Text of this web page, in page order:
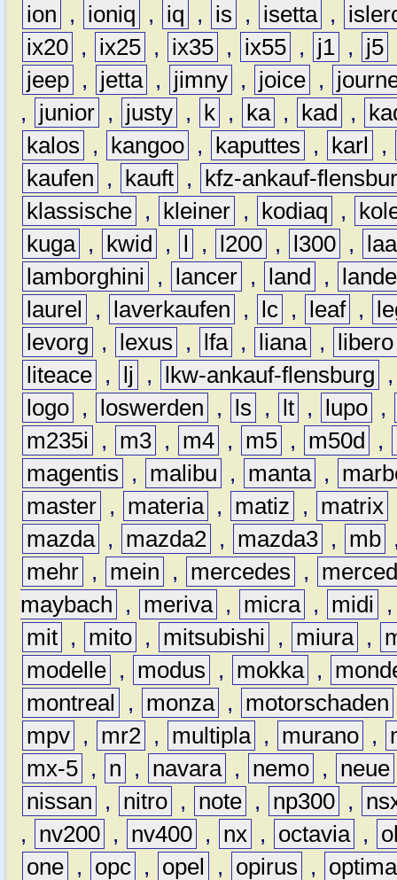
ion
, ioniq , iq , is , isetta ,
ix20 , ix25 , ix35 , ix55 , j1 , j5
jeep , jetta , jimny , joice ,
,
junior , justy , k , ka , kad ,
kalos
, kangoo , kaputtes , karl
,
kaufen
, kauft ,
kfz-ankauf-
klassische , kleiner , kodiaq ,
kuga , kwid , l , l200 , l300 ,
lamborghini
, lancer , land ,
laurel
, laverkaufen , lc , leaf ,
levorg
, lexus , lfa , liana ,
libero
liteace , lj , lkw-ankauf-flensburg
logo , loswerden , ls , lt , lupo ,
m235i
, m3 , m4 , m5 , m50d ,
magentis
, malibu , manta ,
master , materia , matiz , matrix
mazda , mazda2 , mazda3 , mb
mehr , mein , mercedes ,
maybach
, meriva , micra , midi
mit , mito , mitsubishi , miura ,
modelle , modus , mokka ,
montreal
, monza , motorschaden
mpv , mr2 , multipla , murano ,
mx-5 , n , navara , nemo , neue
nissan
, nitro , note , np300 ,
,
nv200 , nv400 , nx , octavia ,
one , opc , opel , opirus ,
optima